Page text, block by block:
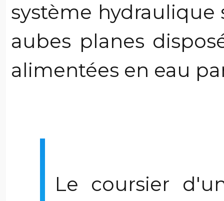
système hydraulique
aubes planes
alimentées en eau
Le coursier